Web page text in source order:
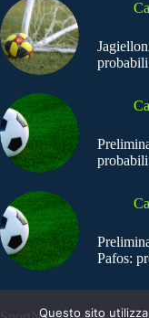
Pafos:
Questo sito